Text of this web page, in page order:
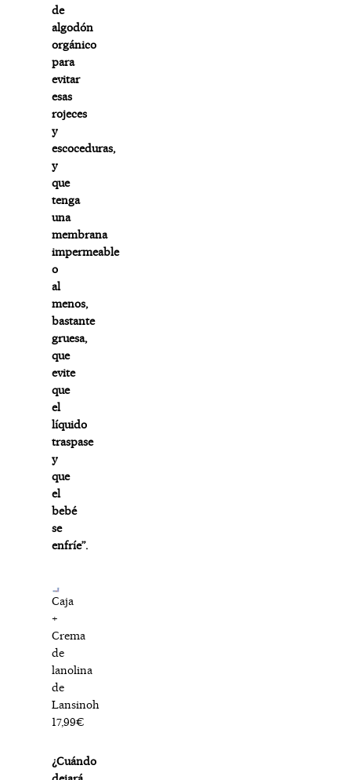
de
algodón
orgánico
para
evitar
esas
rojeces
y
escoceduras,
y
que
tenga
una
membrana
impermeable
o
al
menos,
bastante
gruesa,
que
evite
que
el
líquido
traspase
y
que
el
bebé
se
enfríe”.
Caja
+
Crema
de
lanolina
de
Lansinoh
17,99€
¿Cuándo